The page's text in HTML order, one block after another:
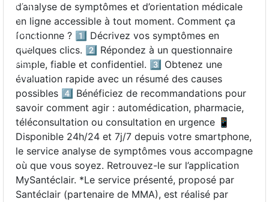
d’analyse de symptômes et d’orientation médicale
en ligne accessible à tout moment. Comment ça
fonctionne ? 1️⃣ Décrivez vos symptômes en
quelques clics. 2️⃣ Répondez à un questionnaire
simple, fiable et confidentiel. 3️⃣ Obtenez une
évaluation rapide avec un résumé des causes
possibles 4️⃣ Bénéficiez de recommandations pour
savoir comment agir : automédication, pharmacie,
téléconsultation ou consultation en urgence 📱
Disponible 24h/24 et 7j/7 depuis votre smartphone,
le service analyse de symptômes vous accompagne
où que vous soyez. Retrouvez-le sur l’application
MySantéclair. *Le service présenté, proposé par
Santéclair (partenaire de MMA), est réalisé par